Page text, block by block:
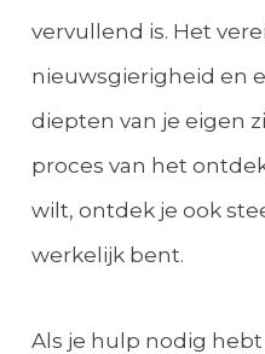
vervullend is. Het
nieuwsgierigheid en
diepten van je eigen
proces van het
wilt, ontdek je ook
werkelijk bent.
Als je hulp nodig